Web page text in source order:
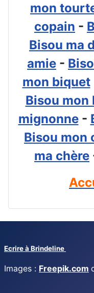
mon
copain -
Bisou ma
amie -
mon biquet
Bisou mon
mignonne-
Bisou mon
ma chère
Ecrire à Brindeline
Images : Freepik.com